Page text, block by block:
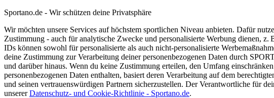
Sportano.de - Wir schützen deine Privatsphäre
Wir möchten unsere Services auf höchstem sportlichen Niveau anbieten. Dafür
Zustimmung - auch für analytische Zwecke und personalisierte Werbung dienen,
IDs können sowohl für personalisierte als auch nicht-personalisierte
deine Zustimmung zur Verarbeitung deiner personenbezogenen Daten durch
und darüber hinaus. Wenn du keine Zustimmung erteilen, den Umfang
personenbezogenen Daten enthalten, basiert deren Verarbeitung auf dem
und seinen vertrauenswürdigen Partnern sicherzustellen. Der Verantwortliche für
unsererDatenschutz- und Cookie-Richtlinie - Sportano.de.